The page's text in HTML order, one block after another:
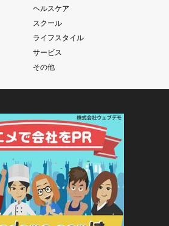
ヘルスケア
スクール
ライフスタイル
サービス
その他